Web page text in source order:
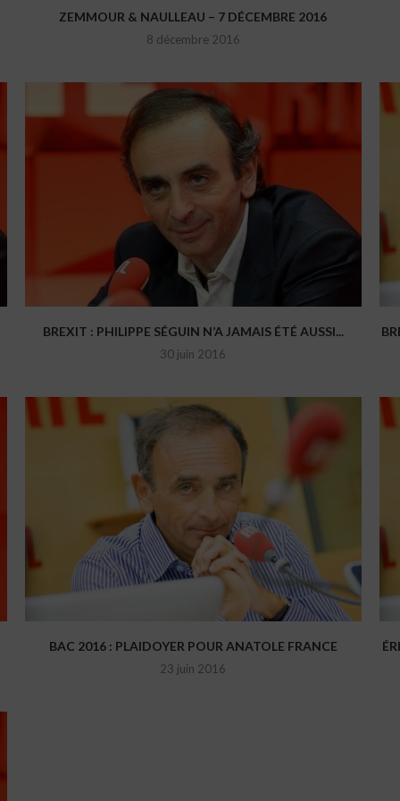
ZEMMOUR & NAULLEAU – 7 DÉCEMBRE 2016
8 décembre 2016
BREXIT : PHILIPPE SÉGUIN N’A JAMAIS ÉTÉ AUSSI...
30 juin 2016
BAC 2016 : PLAIDOYER POUR ANATOLE FRANCE
23 juin 2016